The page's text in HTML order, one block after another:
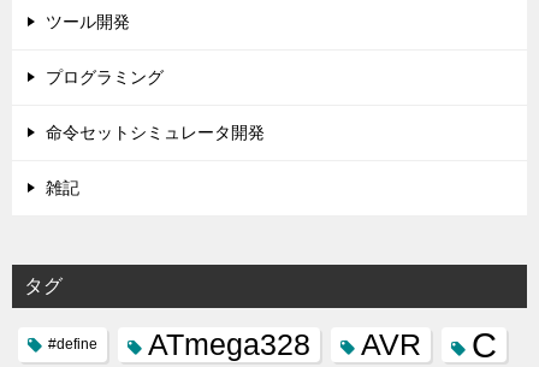
ツール開発
プログラミング
命令セットシミュレータ開発
雑記
タグ
#define ATmega328 AVR C